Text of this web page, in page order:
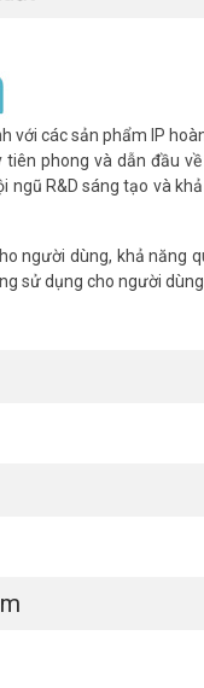
với các sản phẩm IP
tiên phong và dẫn đầu
ngũ R&D sáng tạo và
người dùng, khả năng
sử dụng cho người